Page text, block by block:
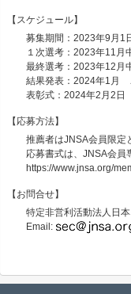
【スケジュール】
募集期間：2023年9月1
１次選考：2023年11
最終選考：2023年12
結果発表：2024年1月
表彰式：2024年2月2
【応募方法】
推薦者はJNSA会員限定
応募書式は、 JNSA会員
https://www.jnsa.org/
【お問合せ】
特定非営利活動法人日
Email: